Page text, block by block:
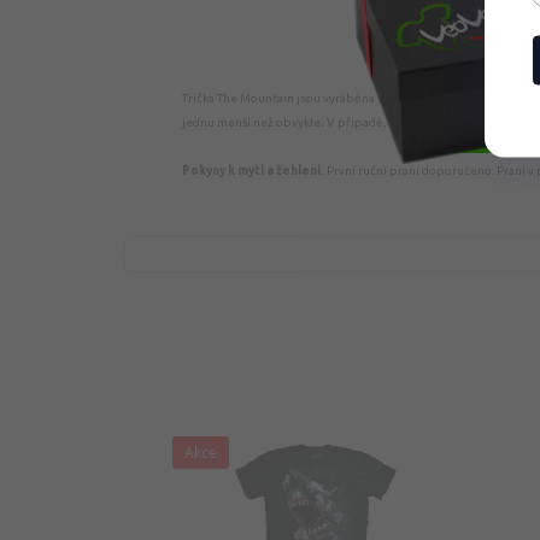
Trička The Mountain jsou vyráběna v
jednu menší než obvykle
V případě, že nosíš velikost XL,
Pokyny k mytí a žehlení. První ruční praní doporučeno. Praní v
Akce